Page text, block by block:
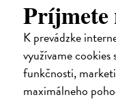
Príjmete
K prevádzke
využívame cookies
funkčnosti,
maximálneho
Na sklade ?
31,92 €
39,90 €